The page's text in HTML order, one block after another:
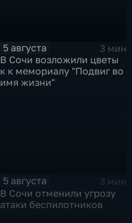
5 августа
3 мин
В Сочи возложили цветы
к к мемориалу "Подвиг во
имя жизни"
5 августа
3 мин
В Сочи отменили угрозу
атаки беспилотников